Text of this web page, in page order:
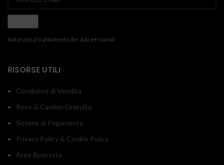
Autorizzo al trattamento dei dati personali
RISORSE UTILI
Condizioni di Vendita
Reso & Cambio Gratuito
Sistemi di Pagamento
Privacy Policy & Cookie Policy
Area Riservata